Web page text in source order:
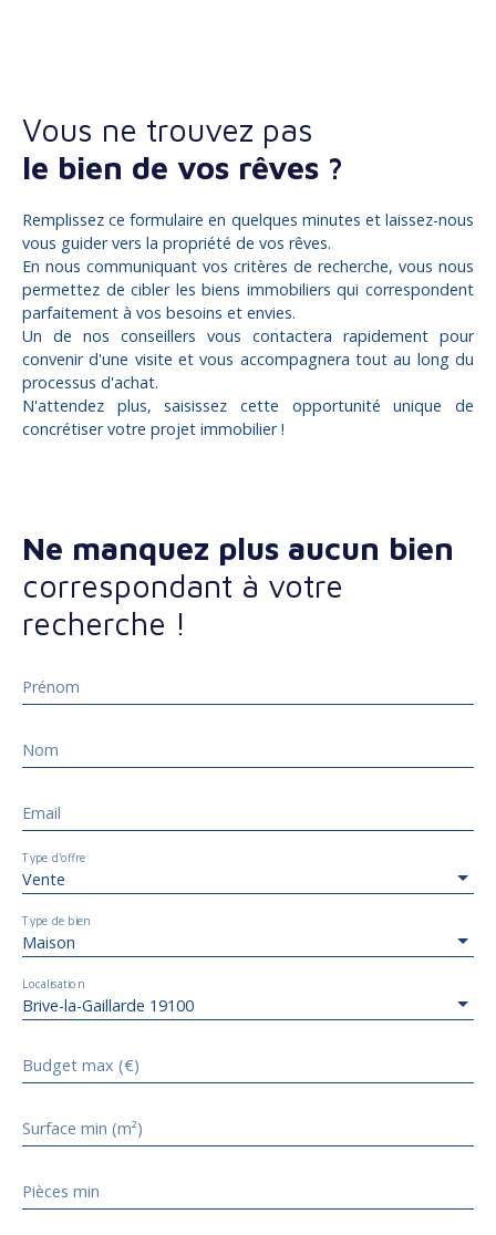
Vous ne trouvez pas
le bien de vos rêves ?
Remplissez ce formulaire en quelques minutes et laissez-nous
vous guider vers la propriété de vos rêves.
En nous communiquant vos critères de recherche, vous nous
permettez de cibler les biens immobiliers qui correspondent
parfaitement à vos besoins et envies.
Un de nos conseillers vous contactera rapidement pour
convenir d'une visite et vous accompagnera tout au long du
processus d'achat.
N'attendez plus, saisissez cette opportunité unique de
concrétiser votre projet immobilier !
Ne manquez plus aucun bien
correspondant à votre
recherche !
Prénom
Nom
Email
Vente
Type d'offre
Maison
Type de bien
Brive-la-Gaillarde 19100
Localisation
Budget max (€)
Surface min (m²)
Pièces min